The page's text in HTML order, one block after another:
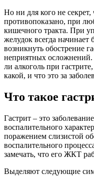
Но ни для кого не
противопоказано, при
кишечного тракта. При
желудок всегда начинает
возникнуть обострение
неприятных
ли алкоголь при
какой, и что это за
Что такое
Гастрит – это
воспалительного
поражением слизистой
воспалительного
замечать, что его ЖКТ
Выделяют следующие